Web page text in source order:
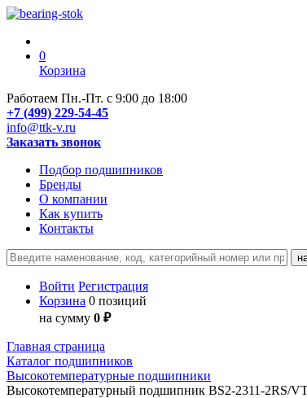
0
Корзина
Работаем Пн.-Пт. с 9:00 до 18:00
+7 (499) 229-54-45
info@ttk-v.ru
Заказать звонок
Подбор подшипников
Бренды
О компании
Как купить
Контакты
Войти Регистрация
Корзина 0 позиций
на сумму 0 ₽
Главная страница
Каталог подшипников
Высокотемпературные подшипники
Высокотемпературный подшипник BS2-2311-2RS/